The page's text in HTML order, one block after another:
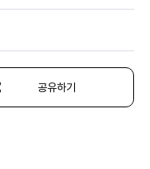
공유하기